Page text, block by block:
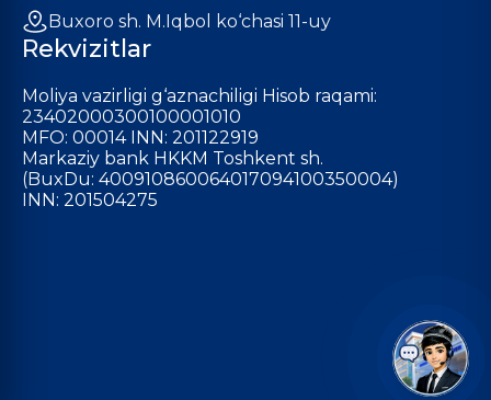
Buxoro sh. M.Iqbol ko‘chasi 11-uy
Rekvizitlar
Moliya vazirligi g‘aznachiligi Hisob raqami:
23402000300100001010
MFO: 00014 INN: 201122919
Markaziy bank HKKM Toshkent sh.
(BuxDu: 400910860064017094100350004)
INN: 201504275